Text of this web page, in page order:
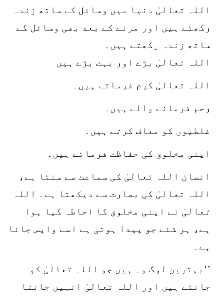
اللہ تعالیٰ دنیا میں وسائل کے ساتھ زندہ
رکھتے ہیں اور مرنے کے بعد بھی وسائل کے
ساتھ زندہ رکھتے ہیں۔
اللہ تعالیٰ بڑے اور بہت بڑے ہیں
اللہ تعالیٰ کرم فرماتے ہیں۔
رحم فرمانے والے ہیں۔
غلطیوں کو معاف کرتے ہیں۔
اپنی مخلوق کی حفاظت فرماتے ہیں۔
انسان اللہ تعالیٰ کی سماعت سے سنتا ہے،
اللہ تعالیٰ کی بصارت سے دیکھتا ہے۔ اللہ
تعالیٰ نے اپنی مخلوق کا احاطہ کیا ہوا
ہے، ہر شئے جو پیدا ہوتی ہے اسے واپس جانا
ہے۔
’’بہترین لوگ وہ ہیں جو اللہ تعالیٰ کو
جانتے ہیں اور اللہ تعالیٰ انہیں جانتا